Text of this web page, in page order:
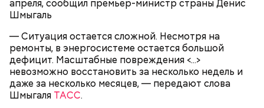
апреля, сообщил премьер-министр страны Денис
Шмыгаль
— Ситуация остается сложной. Несмотря на
ремонты, в энергосистеме остается большой
дефицит. Масштабные повреждения <...>
невозможно восстановить за несколько недель и
даже за несколько месяцев, — передают слова
Шмыгаля ТАСС.
вообще отдельный объект исследования, —
Также специалист отметил, что часы Судного дня
помогают больше людей привлечь к проблемам
глобального потепления, климатических изменений
и природных последствий войн.